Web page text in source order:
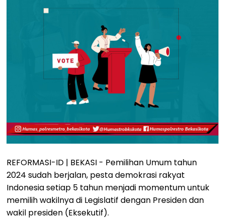
REFORMASI-ID | BEKASI - Pemilihan Umum tahun
2024 sudah berjalan, pesta demokrasi rakyat
Indonesia setiap 5 tahun menjadi momentum untuk
memilih wakilnya di Legislatif dengan Presiden dan
wakil presiden (Eksekutif).